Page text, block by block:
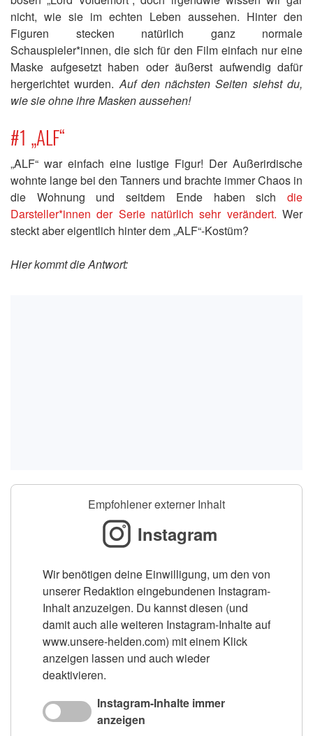
nicht, wie sie im echten Leben aussehen. Hinter den
Figuren stecken natürlich ganz normale
Schauspieler*innen, die sich für den Film einfach nur eine
Maske aufgesetzt haben oder äußerst aufwendig dafür
hergerichtet wurden.Auf den nächsten Seiten siehst du,
wie sie ohne ihre Masken aussehen!
#1 „ALF“
„ALF“ war einfach eine lustige Figur! Der Außerirdische
wohnte lange bei den Tanners und brachte immer Chaos in
die Wohnung und seitdem Ende haben sich die
Darsteller*innen der Serie natürlich sehr verändert. Wer
steckt aber eigentlich hinter dem „ALF“-Kostüm?
Hier kommt die Antwort:
Empfohlener externer Inhalt
Instagram
Wir benötigen deine Einwilligung, um den von
unserer Redaktion eingebundenen Instagram-
Inhalt anzuzeigen. Du kannst diesen (und
damit auch alle weiteren Instagram-Inhalte auf
www.unsere-helden.com) mit einem Klick
anzeigen lassen und auch wieder
deaktivieren.
Instagram-Inhalte immer
anzeigen